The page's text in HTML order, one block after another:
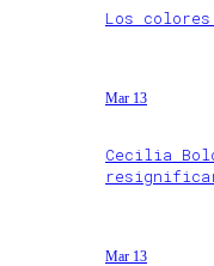
Los
Mar 13
Cecilia
Mar 13